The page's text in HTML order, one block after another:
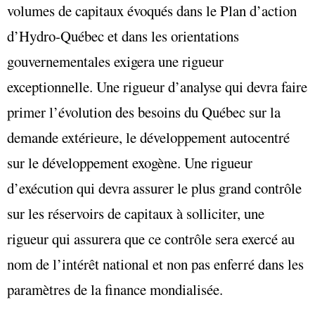
volumes de capitaux évoqués dans le Plan d’action
d’Hydro-Québec et dans les orientations
gouvernementales exigera une rigueur
exceptionnelle. Une rigueur d’analyse qui devra faire
primer l’évolution des besoins du Québec sur la
demande extérieure, le développement autocentré
sur le développement exogène. Une rigueur
d’exécution qui devra assurer le plus grand contrôle
sur les réservoirs de capitaux à solliciter, une
rigueur qui assurera que ce contrôle sera exercé au
nom de l’intérêt national et non pas enferré dans les
paramètres de la finance mondialisée.